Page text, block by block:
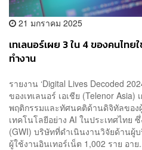
21 มกราคม 2025
เทเลนอร์เผย 3 ใน 4 ของคนไทย
ทำงาน
รายงาน ‘Digital Lives Decoded
ของเทเลนอร์ เอเชีย (Telenor Asia)
พฤติกรรมและทัศนคติด้านดิจิทัลของ
เทคโนโลยีอย่าง AI ในประเทศไทย
(GWI) บริษัทที่ดำเนินงานวิจัยด้าน
ผู้ใช้งานอินเทอร์เน็ต 1,002 ราย อาย